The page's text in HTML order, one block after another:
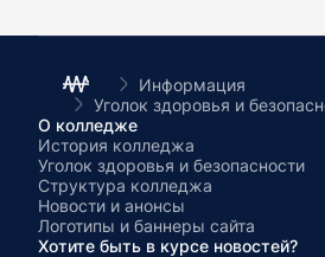
Информация
Уголок здоровья и
О колледже
История колледжа
Уголок здоровья и безопасности
Структура колледжа
Новости и анонсы
Логотипы и баннеры сайта
Хотите быть в курсе новостей?